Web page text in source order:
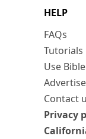
HELP
FAQs
Tutorials
Use
Contact
Privacy